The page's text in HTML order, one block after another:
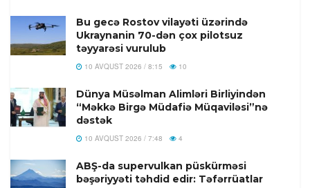
Bu gecə Rostov vilayəti üzərində
Ukraynanin 70-dən çox pilotsuz
təyyarəsi vurulub
10 AVQUST 2026 / 8:15 10
Dünya Müsəlman Alimləri Birliyindən
“Məkkə Birgə Müdafiə Müqaviləsi”nə
dəstək
10 AVQUST 2026 / 7:48 4
ABŞ-da supervulkan püskürməsi
bəşəriyyəti təhdid edir: Təfərrüatlar